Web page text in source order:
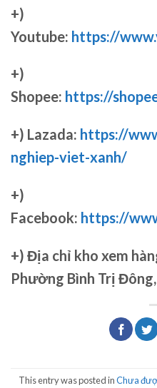
+)
Youtube: https://
+)
Shopee: https://
+) Lazada: https://
nghiep-viet-xanh/
+)
Facebook: https://
+) Địa chỉ kho xem
Phường Bình Trị Đông,
This entry was posted inChưa